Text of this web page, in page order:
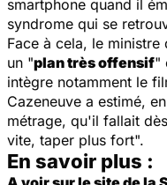
smartphone quand il
syndrome qui se
Face à cela, le
un "plan très offensif"
intègre notamment le
Cazeneuve a estimé,
métrage, qu'il fallait
vite, taper plus fort".
En savoir plus :